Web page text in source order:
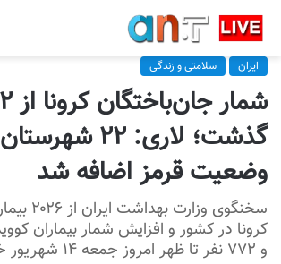
ایران سلامتی و زندگی
گذشت؛ لاری: ۲۲
وضعیت قرمز اضافه شد
سخنگوی
و ۷۷۲ نفر تا ظهر امروز جمعه ۱۴ شهریور خبر داد.